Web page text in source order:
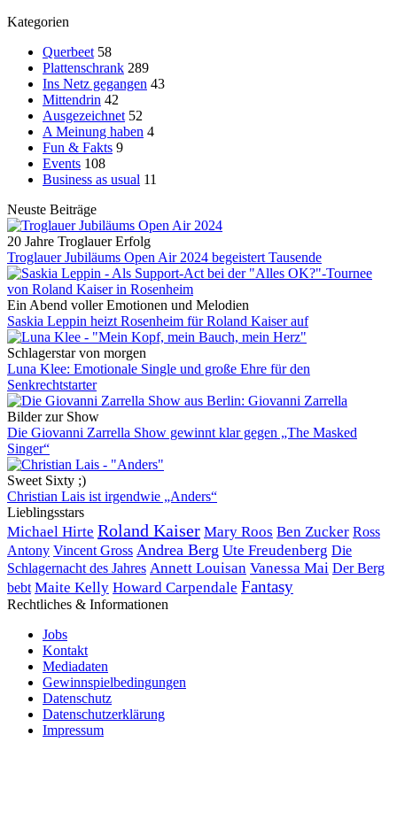
Kategorien
Querbeet 58
Plattenschrank 289
Ins Netz gegangen 43
Mittendrin 42
Ausgezeichnet 52
A Meinung haben 4
Fun & Fakts 9
Events 108
Business as usual 11
Neuste Beiträge
20 Jahre Troglauer Erfolg
Troglauer Jubiläums Open Air 2024 begeistert Tausende
Ein Abend voller Emotionen und Melodien
Saskia Leppin heizt Rosenheim für Roland Kaiser auf
Schlagerstar von morgen
Luna Klee: Emotionale Single und große Ehre für den
Senkrechtstarter
Bilder zur Show
Die Giovanni Zarrella Show gewinnt klar gegen „The Masked
Singer“
Sweet Sixty ;)
Christian Lais ist irgendwie „Anders“
Lieblingsstars
Michael Hirte Roland Kaiser Mary Roos Ben Zucker Ross
Antony Vincent Gross Andrea Berg Ute Freudenberg Die
Schlagernacht des Jahres Annett Louisan Vanessa Mai Der Berg
bebt Maite Kelly Howard Carpendale Fantasy
Rechtliches & Informationen
Jobs
Kontakt
Mediadaten
Gewinnspielbedingungen
Datenschutz
Datenschutzerklärung
Impressum